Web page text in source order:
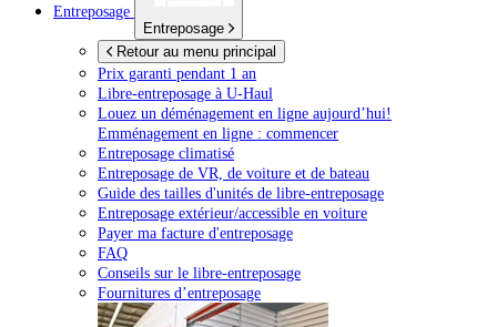
Entreposage
Entreposage
Retour au menu principal
Prix garanti pendant 1 an
Libre-entreposage à U-Haul
Louez un déménagement en ligne aujourd’hui!
Emménagement en ligne : commencer
Entreposage climatisé
Entreposage de VR, de voiture et de bateau
Guide des tailles d'unités de libre-entreposage
Entreposage extérieur/accessible en voiture
Payer ma facture d'entreposage
FAQ
Conseils sur le libre-entreposage
Fournitures d’entreposage